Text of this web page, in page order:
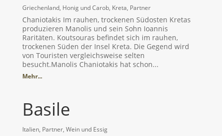
Griechenland, Honig und Carob, Kreta, Partner
Chaniotakis Im rauhen, trockenen Südosten Kretas
produzieren Manolis und sein Sohn Ioannis
Raritäten. Koutsouras befindet sich im rauhen,
trockenen Süden der Insel Kreta. Die Gegend wird
von Touristen vergleichsweise selten
besucht.Manolis Chaniotakis hat schon...
Mehr...
Basile
Italien, Partner, Wein und Essig